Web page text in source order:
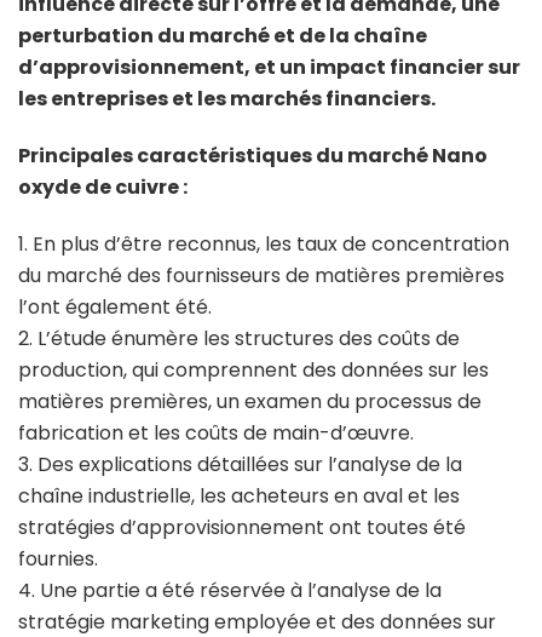
perturbation du marché et de la chaîne
d’approvisionnement, et un impact financier sur
les entreprises et les marchés financiers.
Principales caractéristiques du marché Nano
oxyde de cuivre :
1. En plus d’être reconnus, les taux de concentration
du marché des fournisseurs de matières premières
l’ont également été.
2. L’étude énumère les structures des coûts de
production, qui comprennent des données sur les
matières premières, un examen du processus de
fabrication et les coûts de main-d’œuvre.
3. Des explications détaillées sur l’analyse de la
chaîne industrielle, les acheteurs en aval et les
stratégies d’approvisionnement ont toutes été
fournies.
4. Une partie a été réservée à l’analyse de la
stratégie marketing employée et des données sur